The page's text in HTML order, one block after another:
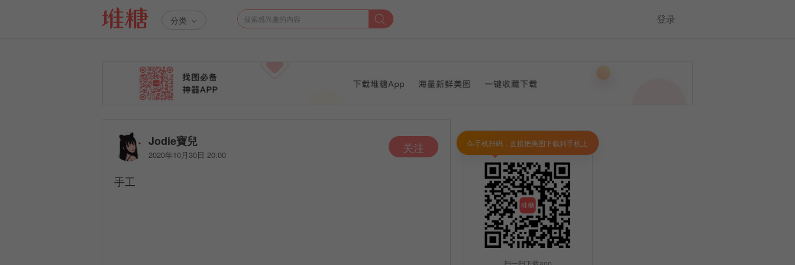
分类 登录
Jodie寶兒
2020年10月30日 20:00 关注
手工
扫一扫下载app
🥳手机扫码，直接把美图下载到手机上